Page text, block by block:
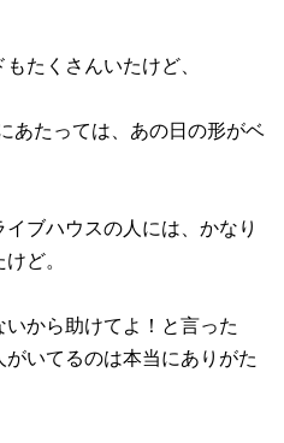
たくさんいたけど、
あたっては、あの日の形がベ
ブハウスの人には、かなり
ど。
から助けてよ！と言った
いてるのは本当にありがた